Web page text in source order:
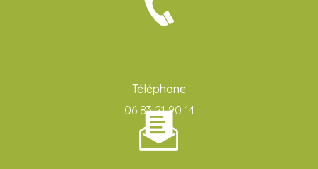
Téléphone
06 83 21 90 14